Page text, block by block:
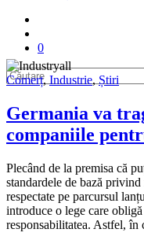
0
Comerț, Industrie, Știri
Germania va
companiile
Plecând de la premisa că
standardele de bază
respectate pe parcursul
introduce o lege care
responsabilitatea. Astfel,